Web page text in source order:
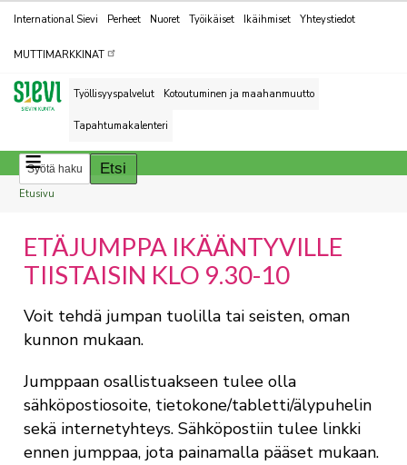
Kohderyhmät
International Sievi Perheet Nuoret Työikäiset Ikäihmiset Yhteystiedot
MUTTIMARKKINAT
Työllisyyspalvelut Kotoutuminen ja maahanmuutto
Tapahtumakalenteri
Breadcrumbs
You
here:
Etusivu
ETÄJUMPPA IKÄÄNTYVILLE
TIISTAISIN KLO 9.30-10
Voit tehdä jumpan tuolilla tai seisten, oman
kunnon mukaan.
Jumppaan osallistuakseen tulee olla
sähköpostiosoite, tietokone/tabletti/älypuhelin
sekä internetyhteys. Sähköpostiin tulee linkki
ennen jumppaa, jota painamalla pääset mukaan.